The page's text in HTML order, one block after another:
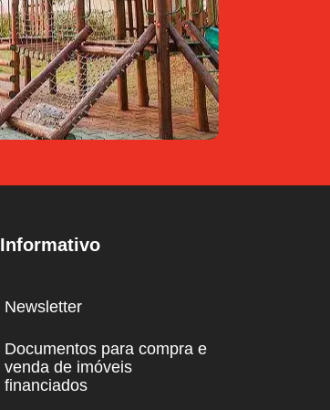
Informativo
Newsletter
Documentos para compra e
venda de imóveis
financiados